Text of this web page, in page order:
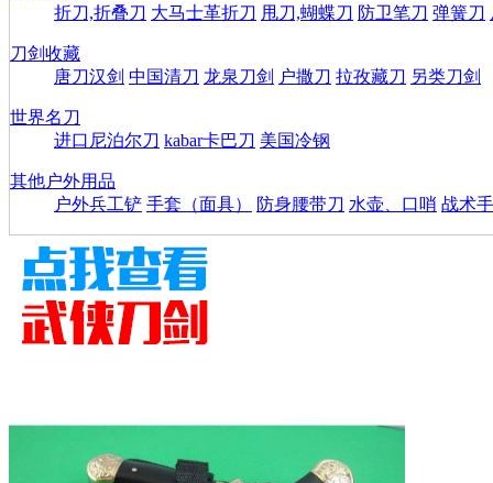
折刀,折叠刀 大马士革折刀 甩刀,蝴蝶刀 防卫笔刀 弹簧刀
刀剑收藏
唐刀汉剑 中国清刀 龙泉刀剑 户撒刀 拉孜藏刀 另类刀剑
世界名刀
进口尼泊尔刀 kabar卡巴刀 美国冷钢
其他户外用品
户外兵工铲 手套（面具） 防身腰带刀 水壶、口哨 战术